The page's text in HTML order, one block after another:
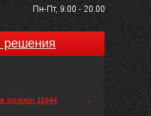
решения
11644